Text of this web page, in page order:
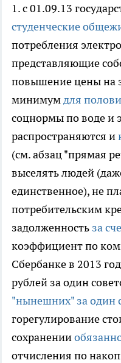
1. с 01.09.13
студенческие
потребления
представляющие
повышение цены на
минимумдля
соцнормы по воде и
распространяются и
(см. абзац "прямая
выселять людей
единственное), не
потребительским
задолженность за
коэффициент по
Сбербанке в 2013
рублей за один
"нынешних" за один
горегулирование
сохранении
отчисления по